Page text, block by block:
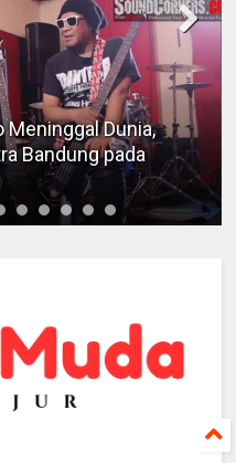
Meninggal Dunia,
Bandung pada